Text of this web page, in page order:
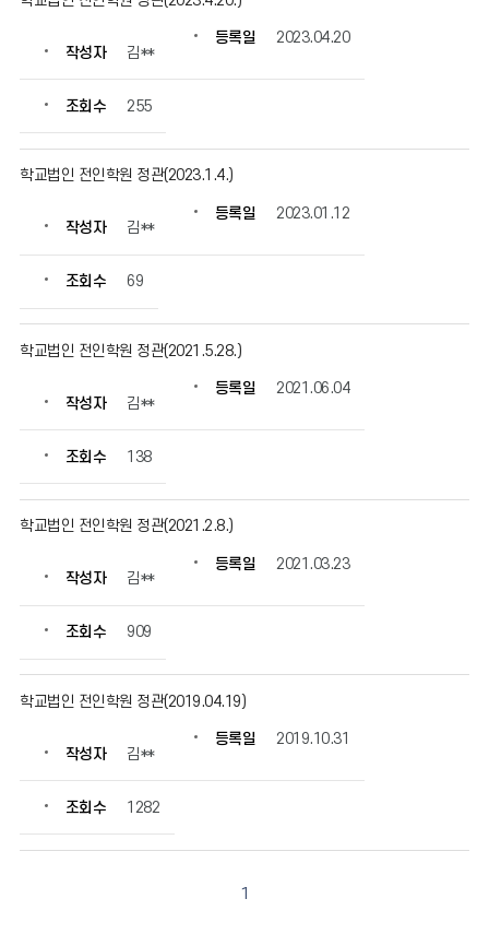
인
의
물
번
작
자,
등
록
확
수
니
다.
작성자 김**
등록일 2023.04.20
조회수 255
학교법인 전인학원 정관(2023.1.4.)
작성자 김**
등록일 2023.01.12
조회수 69
학교법인 전인학원 정관(2021.5.28.)
작성자 김**
등록일 2021.06.04
조회수 138
학교법인 전인학원 정관(2021.2.8.)
작성자 김**
등록일 2021.03.23
조회수 909
학교법인 전인학원 정관(2019.04.19)
작성자 김**
등록일 2019.10.31
조회수 1282
1